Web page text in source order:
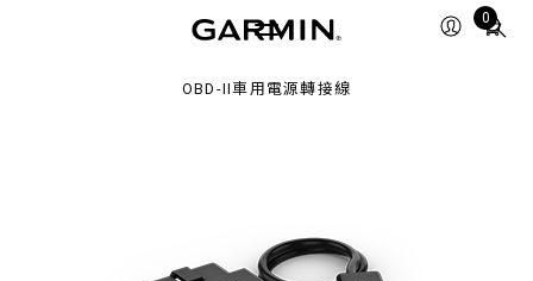
0
Total
OBD-II車用電源轉接線